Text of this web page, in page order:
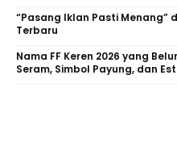
“Pasang Iklan Pasti Menang”
Terbaru
Nama FF Keren 2026 yang
Seram, Simbol Payung, dan